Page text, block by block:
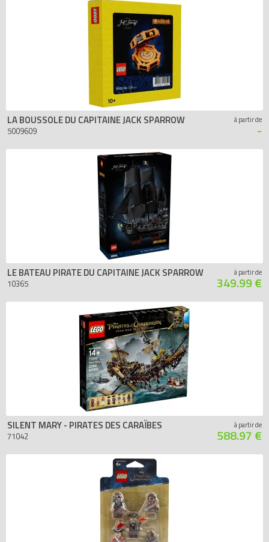
LA BOUSSOLE DU CAPITAINE JACK SPARROW
5009609
à partir de
-
LE BATEAU PIRATE DU CAPITAINE JACK SPARROW
10365
à partir de
349.99 €
SILENT MARY - PIRATES DES CARAÏBES
71042
à partir de
588.97 €